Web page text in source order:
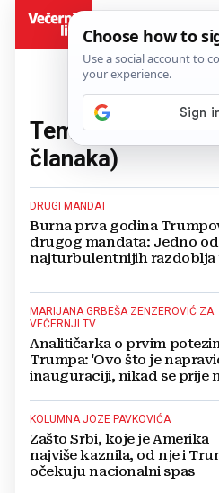
Tema:predsjednik
članaka)
DRUGI MANDAT
Burna prva godina
drugog mandata: Jedno od
najturbulentnijih razdoblja
MARIJANA GRBEŠA ZENZEROVIĆ ZA
VEČERNJI TV
Analitičarka o prvim
Trumpa: 'Ovo što je
inauguraciji, nikad se prije
KOLUMNA JOZE PAVKOVIĆA
Zašto Srbi, koje je Amerika
najviše kaznila, od nje i
očekuju nacionalni spas